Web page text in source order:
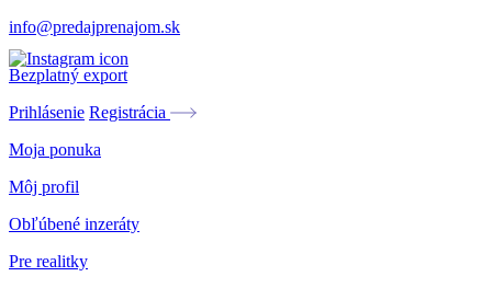
info@predajprenajom.sk
Bezplatný export
Prihlásenie Registrácia
Moja ponuka
Môj profil
Obľúbené inzeráty
Pre realitky